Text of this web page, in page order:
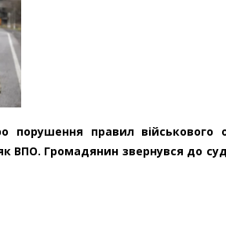
правил військового
ВПО. Громадянин звернувся до